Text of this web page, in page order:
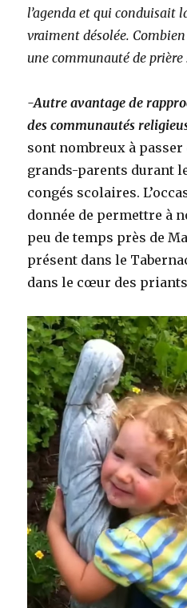
l’agenda et qui conduisait
vraiment désolée.
une communauté de prière
-Autre avantage de
des communautés
sont nombreux à
grands-parents durant
congés scolaires.
donnée de permettre à
peu de temps près de
présent dans le
dans le cœur des